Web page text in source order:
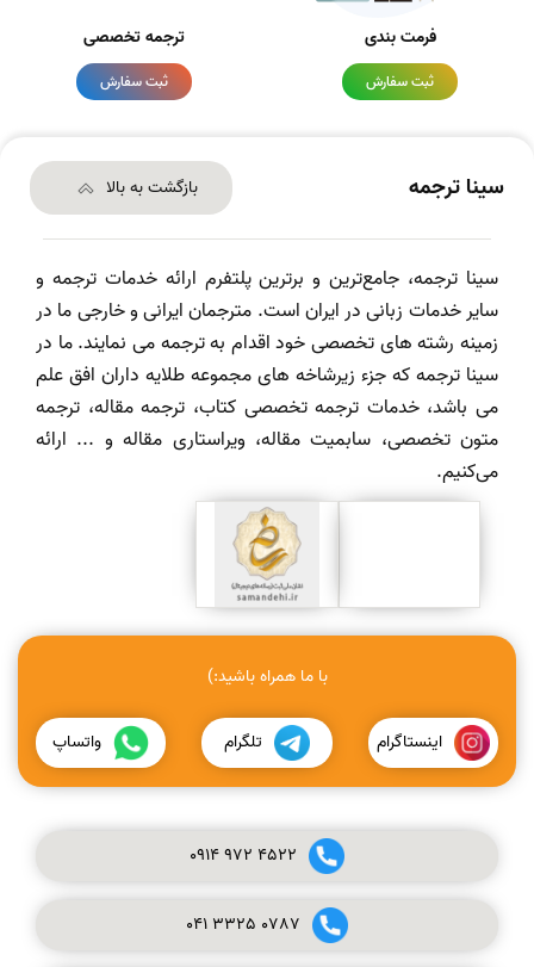
فرمت بندی
ثبت سفارش
ترجمه تخصصی
ثبت سفارش
سینا ترجمه بازگشت به بالا
سینا ترجمه، جامع‌ترین و برترین پلتفرم ارائه خدمات ترجمه و
سایر خدمات زبانی در ایران است. مترجمان ایرانی و خارجی ما در
زمینه رشته های تخصصی خود اقدام به ترجمه می نمایند. ما در
سینا ترجمه که جزء زیرشاخه های مجموعه طلایه داران افق علم
می باشد، خدمات ترجمه تخصصی کتاب، ترجمه مقاله، ترجمه
متون تخصصی، سابمیت مقاله، ویراستاری مقاله و ... ارائه
می‌کنیم.
با ما همراه باشید:)
اینستاگرام تلگرام واتساپ
0914972 4522
041 3325 0787